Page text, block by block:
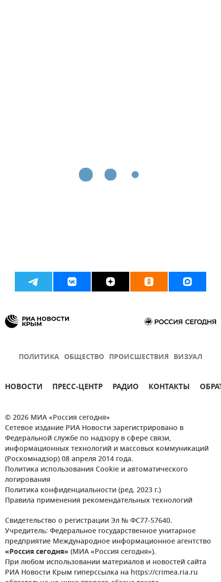
ПОЛИТИКА ОБЩЕСТВО ПРОИСШЕСТВИЯ ВИЗУАЛ
НОВОСТИ ПРЕСС-ЦЕНТР РАДИО КОНТАКТЫ
© 2026 МИА «Россия сегодня»
Сетевое издание РИА Новости зарегистрировано в
Федеральной службе по надзору в сфере связи,
информационных технологий и массовых коммуникаций
(Роскомнадзор) 08 апреля 2014 года.
Политика использования Cookie и автоматического
логирования
Политика конфиденциальности (ред. 2023 г.)
Правила применения рекомендательных технологий
Свидетельство о регистрации Эл № ФС77-57640.
Учредитель: Федеральное государственное унитарное
предприятие Международное информационное агентство
«Россия сегодня» (МИА «Россия сегодня»).
При любом использовании материалов и новостей сайта
РИА Новости Крым гиперссылка на https://crimea.ria.ru